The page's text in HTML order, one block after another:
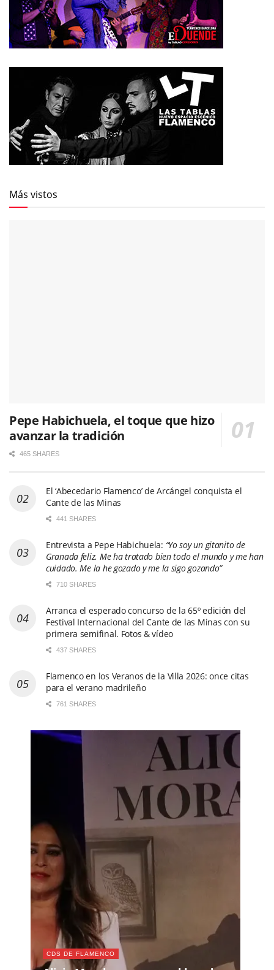
Más vistos
Pepe Habichuela, el toque que hizo
avanzar la tradición
465 SHARES
El ‘Abecedario Flamenco’ de Arcángel conquista el
Cante de las Minas
441 SHARES
Entrevista a Pepe Habichuela: “Yo soy un gitanito de
Granada feliz. Me ha tratado bien todo el mundo y me han
cuidado. Me la he gozado y me la sigo gozando”
710 SHARES
Arranca el esperado concurso de la 65º edición del
Festival Internacional del Cante de las Minas con su
primera semifinal. Fotos & vídeo
437 SHARES
Flamenco en los Veranos de la Villa 2026: once citas
para el verano madrileño
761 SHARES
CDS DE FLAMENCO